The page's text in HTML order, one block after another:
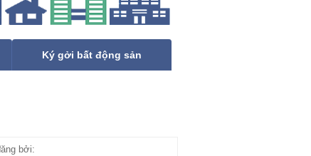
Ký gởi bất động sản
bởi: